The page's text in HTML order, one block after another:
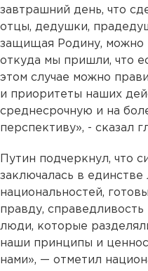
завтрашний день, что
отцы, дедушки,
защищая Родину, можно
откуда мы пришли, что
этом случае можно
и приоритеты наших
среднесрочную и на
перспективу», - сказал
Путин подчеркнул, что
заключалась в
национальностей,
правду,
люди, которые
наши принципы и
нами», — отметил